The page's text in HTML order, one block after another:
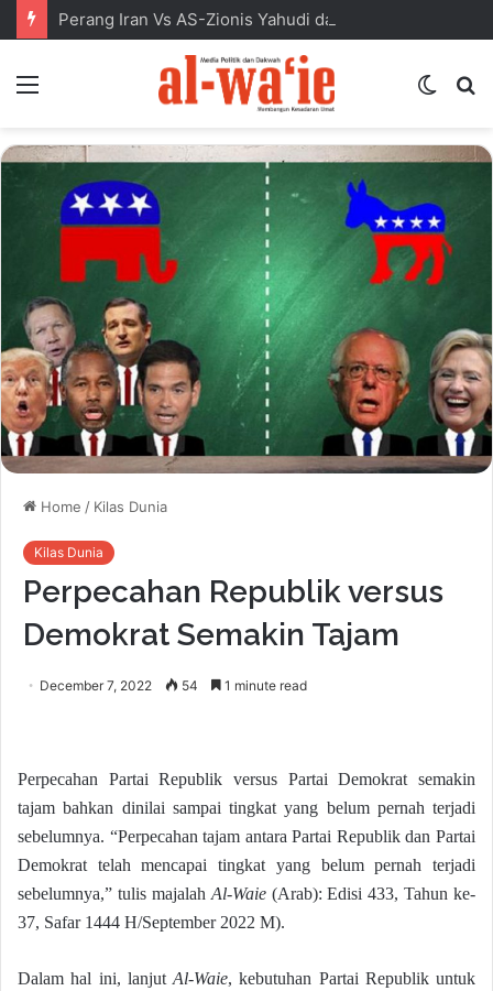
Switch
Home / Kilas Dunia
Kilas Dunia
Perpecahan Republik versus
Demokrat Semakin Tajam
December 7, 2022 54 1 minute read
Perpecahan Partai Republik versus Partai Demokrat semakin
tajam bahkan dinilai sampai tingkat yang belum pernah terjadi
sebelumnya. “Perpecahan tajam antara Partai Republik dan Partai
Demokrat telah mencapai tingkat yang belum pernah terjadi
sebelumnya,” tulis majalah Al-Waie(Arab): Edisi 433, Tahun ke-
37, Safar 1444 H/September 2022 M).
Dalam hal ini, lanjut Al-Waie, kebutuhan Partai Republik untuk